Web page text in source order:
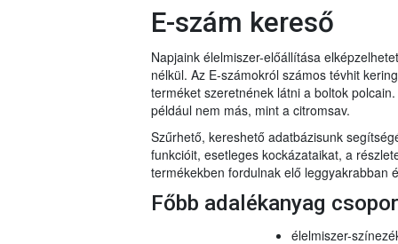
E-szám kereső
Napjaink élelmiszer-előállítása
nélkül. Az E-számokról számos tévhit
terméket szeretnének látni a boltok
például nem más, mint a citromsav.
Szűrhető, kereshető adatbázisunk
funkcióit, esetleges kockázataikat, a
termékekben fordulnak elő leggyakrabban
Főbb adalékanyag
élelmiszer-